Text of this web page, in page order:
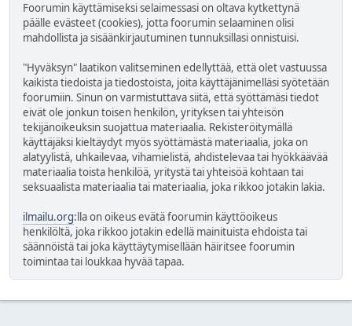
Foorumin käyttämiseksi selaimessasi on oltava kytkettynä
päälle evästeet (cookies), jotta foorumin selaaminen olisi
mahdollista ja sisäänkirjautuminen tunnuksillasi onnistuisi.
"Hyväksyn" laatikon valitseminen edellyttää, että olet vastuussa
kaikista tiedoista ja tiedostoista, joita käyttäjänimelläsi syötetään
foorumiin. Sinun on varmistuttava siitä, että syöttämäsi tiedot
eivät ole jonkun toisen henkilön, yrityksen tai yhteisön
tekijänoikeuksin suojattua materiaalia. Rekisteröitymällä
käyttäjäksi kieltäydyt myös syöttämästä materiaalia, joka on
alatyylistä, uhkailevaa, vihamielistä, ahdistelevaa tai hyökkäävää
materiaalia toista henkilöä, yritystä tai yhteisöä kohtaan tai
seksuaalista materiaalia tai materiaalia, joka rikkoo jotakin lakia.
ilmailu.org:lla on oikeus evätä foorumin käyttöoikeus
henkilöltä, joka rikkoo jotakin edellä mainituista ehdoista tai
säännöistä tai joka käyttäytymisellään häiritsee foorumin
toimintaa tai loukkaa hyvää tapaa.